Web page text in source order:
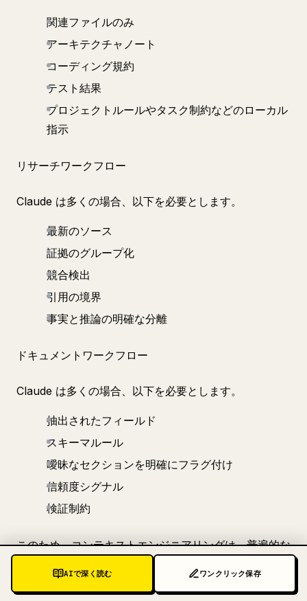
関連ファイルのみ
アーキテクチャノート
コーディング規約
テスト結果
プロジェクトルールやタスク制約などのローカル
指示
リサーチワークフロー
Claude は多くの場合、以下を必要とします。
最新のソース
証拠のグループ化
競合検出
引用の境界
事実と推論の明確な分離
ドキュメントワークフロー
Claude は多くの場合、以下を必要とします。
抽出されたフィールド
スキーマルール
曖昧なセクションを明確にフラグ付け
信頼度シグナル
検証制約
このため、コンテキストエンジニアリングは、普遍的な
有の設計として扱われるべきです。
AIで深く読む ワンクリック保存